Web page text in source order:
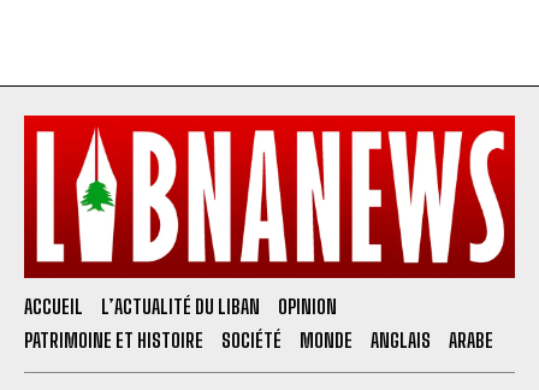
ACCUEIL L’ACTUALITÉ DU LIBAN
OPINION
PATRIMOINE ET HISTOIRE
SOCIÉTÉ MONDE ANGLAIS ARABE